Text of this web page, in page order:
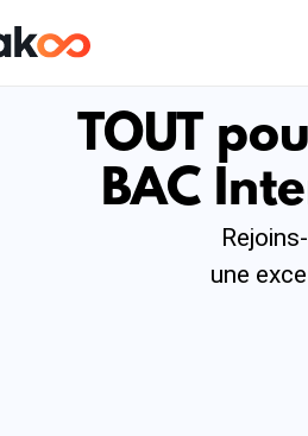
TOUT
BAC
une